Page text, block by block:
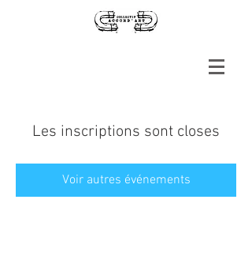
Les inscriptions sont closes
Voir autres événements